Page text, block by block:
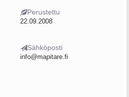
Perustettu
22.09.2008
Sähköposti
info@mapitare.fi